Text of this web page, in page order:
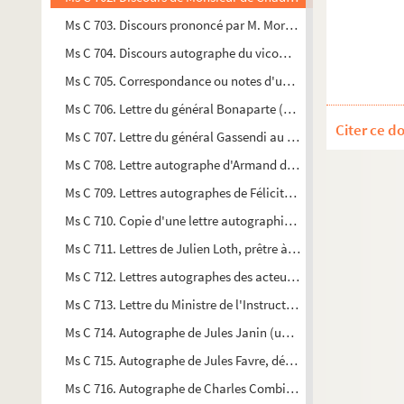
Ms C 703. Discours prononcé par M. Morière sur la tombe de
Ms C 704. Discours autographe du vicomte Hippolyte de
Ms C 705. Correspondance ou notes d'un habitant de Vire
Ms C 706. Lettre du général Bonaparte (signature
Ms C 707. Lettre du général Gassendi au général Faultrier
Ms C 708. Lettre autographe d'Armand de Caulaincourt, duc
Ms C 709. Lettres autographes de Félicité de la Mennais, au
Ms C 710. Copie d'une lettre autographiée de la Supérieure
Ms C 711. Lettres de Julien Loth, prêtre à Rouen, relatives à
Ms C 712. Lettres autographes des acteurs Ravel et Dorville
Ms C 713. Lettre du Ministre de l'Instruction publique
Ms C 714. Autographe de Jules Janin (une page de la
Ms C 715. Autographe de Jules Favre, député à l'Assemblée
Ms C 716. Autographe de Charles Combier, député de
Citer ce